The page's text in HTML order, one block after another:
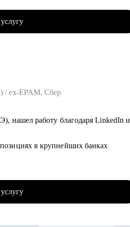
и менеджерские темы.
300 резюме для РФ и Европы.
команду
РФ и зарубежом.
/ ex-EPAM, Сбер
нашел работу благодаря LinkedIn и
в крупнейших банках
профессионального бренда